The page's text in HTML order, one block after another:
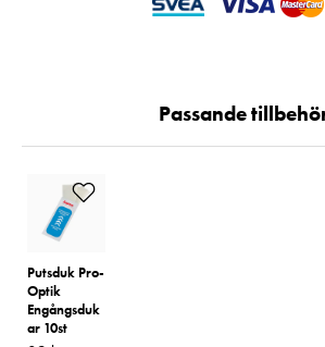
Passande
Putsduk Pro-
Optik
Engångsduk
ar 10st